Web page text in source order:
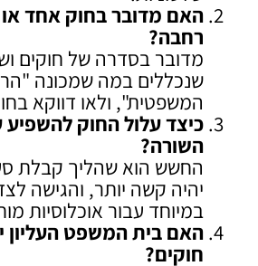
האם מדובר בחוק אחד
רחבה?
מדובר בסדרה של חוקים
שנכללים במה שמכונה
המשפטית", ולאו דווקא
כיצד עלול החוק להשפיע
השורה?
החשש הוא שהליך קבלת
יהיה קשה יותר, והגישה
במיוחד עבור אוכלוסיות
האם בית המשפט העליון
חוקים?